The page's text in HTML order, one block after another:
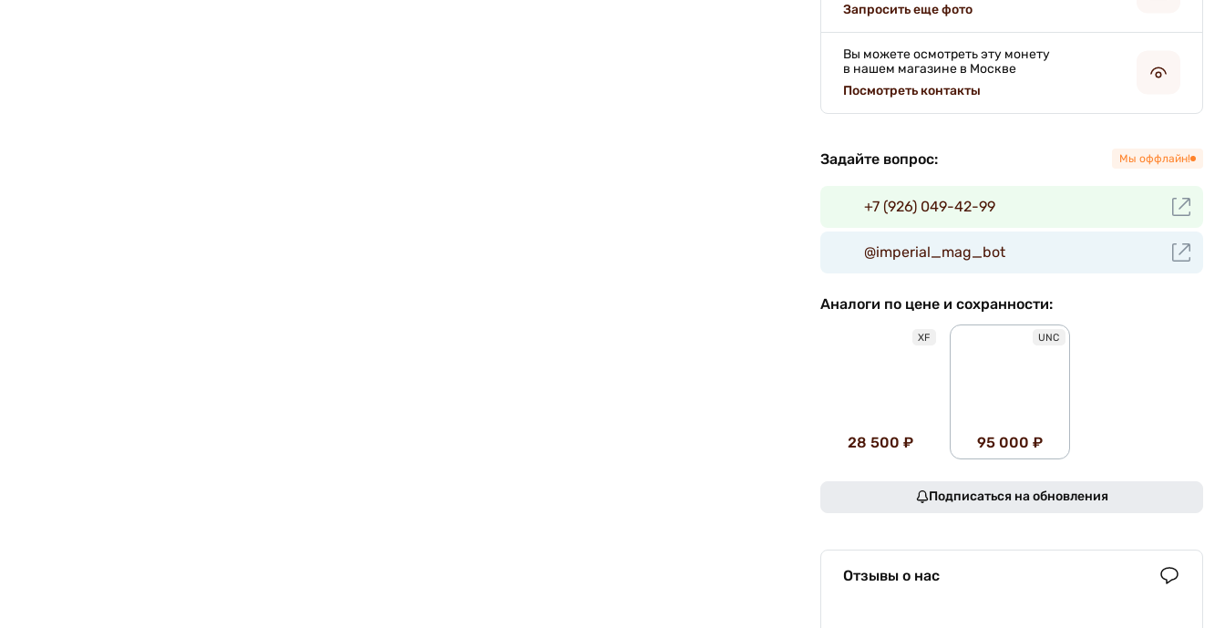
Запросить еще фото
Вы можете осмотреть эту монету
в нашем магазине в Москве
Посмотреть контакты
Задайте вопрос: Мы оффлайн!
+7 (926) 049-42-99
@imperial_mag_bot
Аналоги по цене и сохранности:
XF
28 500 ₽
UNC
95 000 ₽
Подписаться на обновления
Отзывы о нас